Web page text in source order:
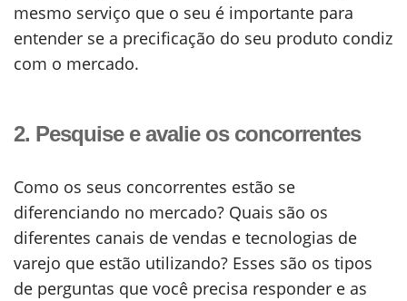
mesmo serviço que o seu é importante para
entender se a precificação do seu produto condiz
com o mercado.
2. Pesquise e avalie os concorrentes
Como os seus concorrentes estão se
diferenciando no mercado? Quais são os
diferentes canais de vendas e tecnologias de
varejo que estão utilizando? Esses são os tipos
de perguntas que você precisa responder e as